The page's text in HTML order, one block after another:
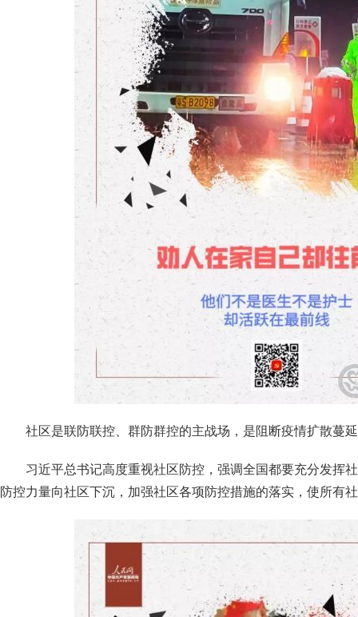
社区是联防联控、群防群控的主战场，是阻断疫情扩散蔓
习近平总书记高度重视社区防控，强调全国都要充分发挥
防控力量向社区下沉，加强社区各项防控措施的落实，使所有